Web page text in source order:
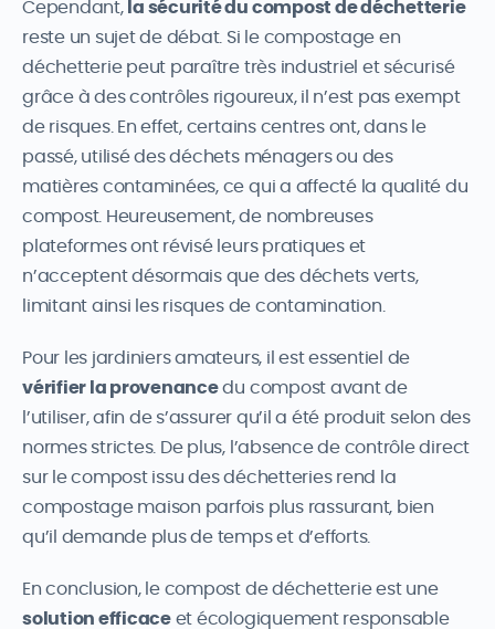
Cependant, la sécurité du compost de déchetterie
reste un sujet de débat. Si le compostage en
déchetterie peut paraître très industriel et sécurisé
grâce à des contrôles rigoureux, il n’est pas exempt
de risques. En effet, certains centres ont, dans le
passé, utilisé des déchets ménagers ou des
matières contaminées, ce qui a affecté la qualité du
compost. Heureusement, de nombreuses
plateformes ont révisé leurs pratiques et
n’acceptent désormais que des déchets verts,
limitant ainsi les risques de contamination.
Pour les jardiniers amateurs, il est essentiel de
vérifier la provenancedu compost avant de
l’utiliser, afin de s’assurer qu’il a été produit selon des
normes strictes. De plus, l’absence de contrôle direct
sur le compost issu des déchetteries rend la
compostage maison parfois plus rassurant, bien
qu’il demande plus de temps et d’efforts.
En conclusion, le compost de déchetterie est une
solution efficaceet écologiquement responsable